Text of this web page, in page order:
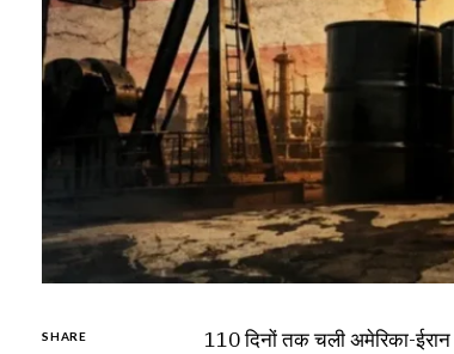
SHARE
110 दिनों तक चली अमेरिका-